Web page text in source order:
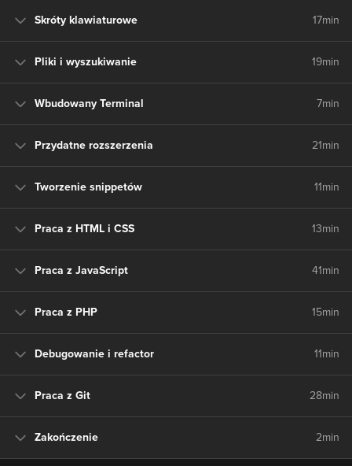
Skróty klawiaturowe 17min
Pliki i wyszukiwanie 19min
Wbudowany Terminal 7min
Przydatne rozszerzenia 21min
Tworzenie snippetów 11min
Praca z HTML i CSS 13min
Praca z JavaScript 41min
Praca z PHP 15min
Debugowanie i refactor 11min
Praca z Git 28min
Zakończenie 2min